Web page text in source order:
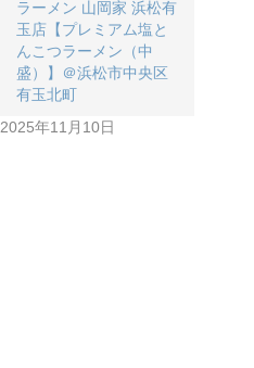
ラーメン 山岡家 浜松有
玉店【プレミアム塩と
んこつラーメン（中
盛）】＠浜松市中央区
有玉北町
2025年11月10日